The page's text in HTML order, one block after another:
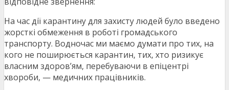
На час дії карантину для захисту людей було введено
жорсткі обмеження в роботі громадського
транспорту. Водночас ми маємо думати про тих, на
кого не поширюється карантин, тих, хто ризикує
власним здоров’ям, перебуваючи в епіцентрі
хвороби, — медичних працівників.